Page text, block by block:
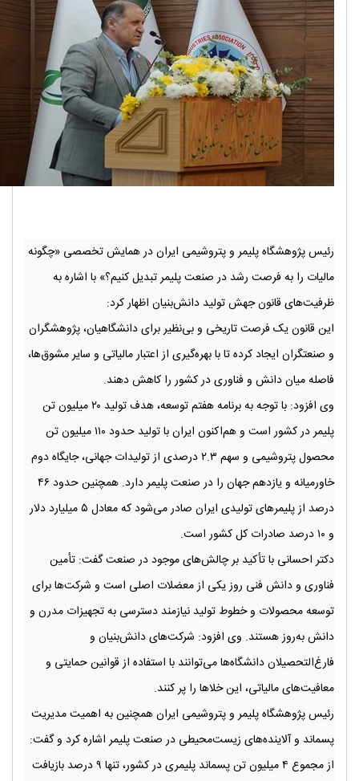
رئیس پژوهشگاه پلیمر و پتروشیمی ایران در همایش تخصصی «چگونه
مالیات را به فرصت رشد در صنعت پلیمر تبدیل کنیم؟» با اشاره به
ظرفیت‌های قانون جهش تولید دانش‌بنیان اظهار کرد:
این قانون یک فرصت تاریخی و بی‌نظیر برای دانشگاهیان، پژوهشگران
و صنعتگران ایجاد کرده تا با بهره‌گیری از اعتبار مالیاتی و سایر مشوق‌ها،
فاصله میان دانش و فناوری در کشور را کاهش دهند.
وی افزود: با توجه به برنامه هفتم توسعه، هدف تولید ۲۰ میلیون تن
پلیمر در کشور است و هم‌اکنون ایران با تولید حدود ۱۱۰ میلیون تن
محصول پتروشیمی و سهم ۲.۳ درصدی از تولیدات جهانی، جایگاه دوم
خاورمیانه و یازدهم جهان را در صنعت پلیمر دارد. همچنین حدود ۴۶
درصد از پلیمرهای تولیدی ایران صادر می‌شود که معادل ۵ میلیارد دلار
و ۱۰ درصد صادرات کل کشور است.
دکتر احسانی با تأکید بر چالش‌های موجود در صنعت گفت: تأمین
فناوری و دانش فنی روز یکی از معضلات اصلی است و شرکت‌ها برای
توسعه محصولات و خطوط تولید نیازمند دسترسی به تجهیزات مدرن و
دانش به‌روز هستند. وی افزود: شرکت‌های دانش‌بنیان و
فارغ‌التحصیلان دانشگاه‌ها می‌توانند با استفاده از قوانین حمایتی و
معافیت‌های مالیاتی، این خلاها را پر کنند.
رئیس پژوهشگاه پلیمر و پتروشیمی ایران همچنین به اهمیت مدیریت
پسماند و آلاینده‌های زیست‌محیطی در صنعت پلیمر اشاره کرد و گفت:
از مجموع ۴ میلیون تن پسماند پلیمری در کشور، تنها ۹ درصد بازیافت